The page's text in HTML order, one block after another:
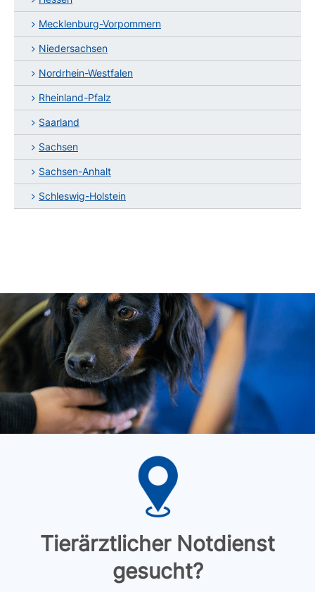
Mecklenburg-Vorpommern
Niedersachsen
Nordrhein-Westfalen
Rheinland-Pfalz
Saarland
Sachsen
Sachsen-Anhalt
Schleswig-Holstein
Tierärztlicher Notdienst
gesucht?